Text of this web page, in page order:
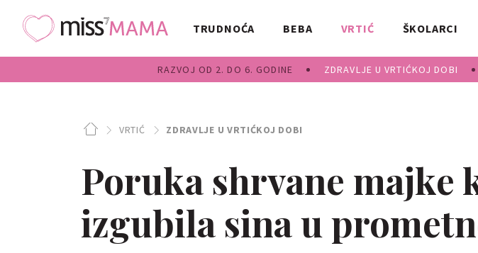
TRUDNOĆA BEBA VRTIĆ
RAZVOJ OD 2. DO 6. GODINE ZDRAVLJE U VRTIĆKOJ DOBI
ŠKOLARCI
VRTIĆ ZDRAVLJE U VRTIĆKOJ DOBI
Poruka shrvane majke
izgubila sina u